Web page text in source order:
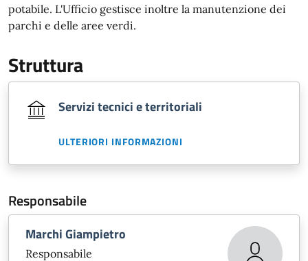
potabile. L'Ufficio gestisce inoltre la manutenzione dei
parchi e delle aree verdi.
Struttura
Servizi tecnici e territoriali
ULTERIORI INFORMAZIONI
Responsabile
Marchi Giampietro
Responsabile